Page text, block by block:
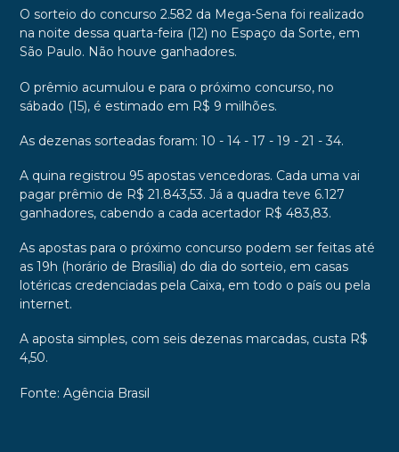
O sorteio do concurso 2.582 da Mega-Sena foi realizado
na noite dessa quarta-feira (12) no Espaço da Sorte, em
São Paulo. Não houve ganhadores.
O prêmio acumulou e para o próximo concurso, no
sábado (15), é estimado em R$ 9 milhões.
As dezenas sorteadas foram: 10 - 14 - 17 - 19 - 21 - 34.
A quina registrou 95 apostas vencedoras. Cada uma vai
pagar prêmio de R$ 21.843,53. Já a quadra teve 6.127
ganhadores, cabendo a cada acertador R$ 483,83.
As apostas para o próximo concurso podem ser feitas até
as 19h (horário de Brasília) do dia do sorteio, em casas
lotéricas credenciadas pela Caixa, em todo o país ou pela
internet.
A aposta simples, com seis dezenas marcadas, custa R$
4,50.
Fonte: Agência Brasil